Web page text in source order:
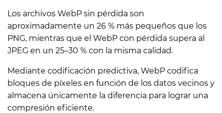
Los archivos WebP sin pérdida son
aproximadamente un 26 % más pequeños que los
PNG, mientras que el WebP con pérdida supera al
JPEG en un 25–30 % con la misma calidad.
Mediante codificación predictiva, WebP codifica
bloques de píxeles en función de los datos vecinos y
almacena únicamente la diferencia para lograr una
compresión eficiente.